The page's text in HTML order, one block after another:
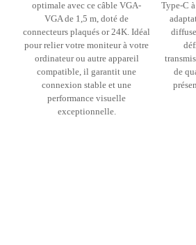
optimale avec ce câble VGA-
VGA de 1,5 m, doté de
connecteurs plaqués or 24K. Idéal
pour relier votre moniteur à votre
ordinateur ou autre appareil
compatible, il garantit une
connexion stable et une
performance visuelle
exceptionnelle.
Type-C
de